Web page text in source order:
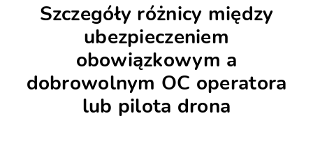
Szczegóły różnicy między
ubezpieczeniem
obowiązkowym a
dobrowolnym OC operatora
lub pilota drona